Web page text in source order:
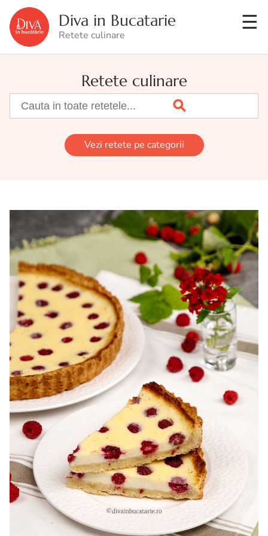
Diva in Bucatarie
Retete culinare
Retete culinare
Vezi retete pe categorii